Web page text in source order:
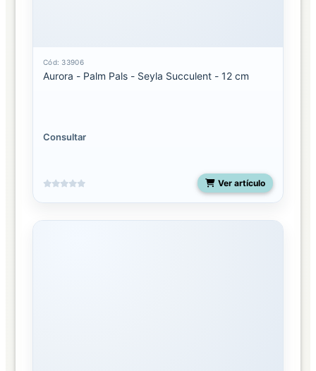
Cód: 33906
Aurora - Palm Pals - Seyla Succulent - 12 cm
Consultar
Ver artículo